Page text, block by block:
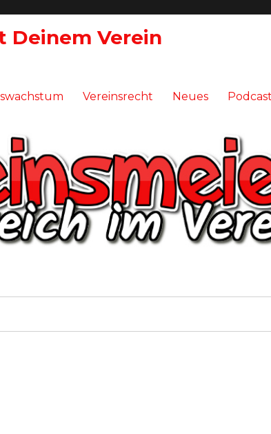
Deinem Verein
Vereinsrecht Neues Podcast